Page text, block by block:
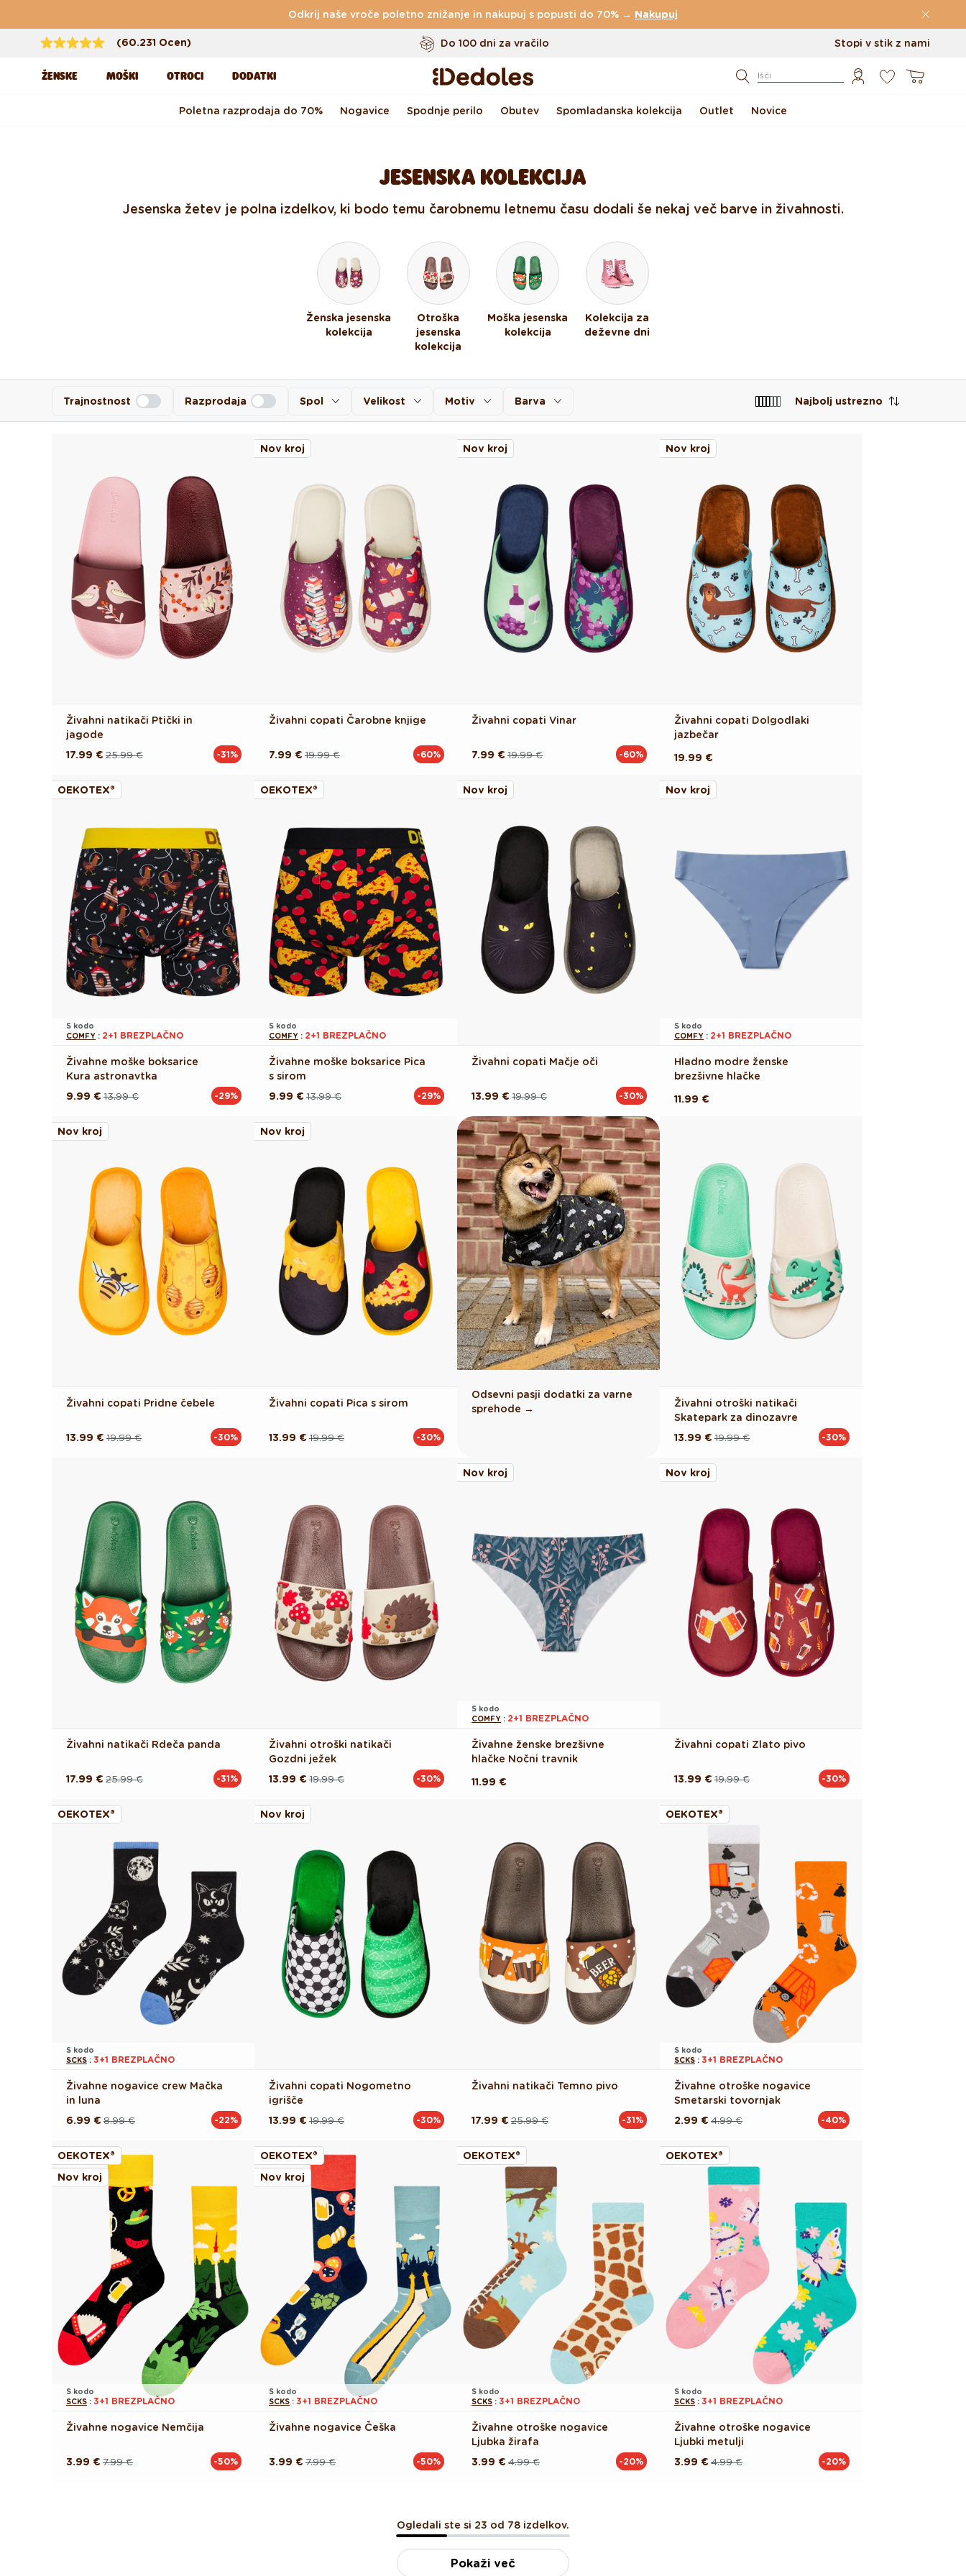
Odkrij naše vroče poletno znižanje in nakupuj s popusti do 70% → Nakupuj
(60.231 Ocen)
Do 100 dni za vračilo
Izvirni dizajn ustvarjen pri nas
Hitro odpošiljanje v <48 urah
Stopi v stik z nami
ŽENSKE MOŠKI OTROCI DODATKI Išči Košarica
Poletna razprodaja do 70% Nogavice Spodnje perilo Obutev Spomladanska kolekcija Outlet Novice
JESENSKA KOLEKCIJA
Jesenska žetev je polna izdelkov, ki bodo temu čarobnemu letnemu času dodali še nekaj več barve in živahnosti.
Ženska jesenska
kolekcija
Otroška
jesenska
kolekcija
Moška jesenska
kolekcija
Kolekcija za
deževne dni
Spol Velikost Motiv Barva
Trajnostnost Razprodaja Najbolj ustrezno
Živahni natikači Ptički in
jagode
Redna 25.99 €
Akcijska
17.99 € -31%
Nov kroj
Živahni copati Čarobne knjige
Redna 19.99 €
Akcijska
7.99 € -60%
Nov kroj
Živahni copati Vinar
Redna 19.99 €
Akcijska
7.99 € -60%
Nov kroj
Živahni copati Dolgodlaki
jazbečar
Redna
19.99 €
OEKOTEX®
S kodo
COMFY : 2+1 BREZPLAČNO
Živahne moške boksarice
Kura astronavtka
Redna 13.99 €
Akcijska
9.99 € -29%
OEKOTEX®
S kodo
COMFY : 2+1 BREZPLAČNO
Živahne moške boksarice Pica
s sirom
Redna 13.99 €
Akcijska
9.99 € -29%
Nov kroj
Živahni copati Mačje oči
Redna 19.99 €
Akcijska
13.99 € -30%
Nov kroj
S kodo
COMFY : 2+1 BREZPLAČNO
Hladno modre ženske
brezšivne hlačke
Redna
11.99 €
Nov kroj
Živahni copati Pridne čebele
Redna 19.99 €
Akcijska
13.99 € -30%
Nov kroj
Živahni copati Pica s sirom
Redna 19.99 €
Akcijska
13.99 € -30%
Odsevni pasji dodatki za varne
sprehode →
Živahni otroški natikači
Skatepark za dinozavre
Redna 19.99 €
Akcijska
13.99 € -30%
Živahni natikači Rdeča panda
Redna 25.99 €
Akcijska
17.99 € -31%
Živahni otroški natikači
Gozdni ježek
Redna 19.99 €
Akcijska
13.99 € -30%
Nov kroj
S kodo
COMFY : 2+1 BREZPLAČNO
Živahne ženske brezšivne
hlačke Nočni travnik
Redna
11.99 €
Nov kroj
Živahni copati Zlato pivo
Redna 19.99 €
Akcijska
13.99 € -30%
OEKOTEX®
S kodo
SCKS : 3+1 BREZPLAČNO
Živahne nogavice crew Mačka
in luna
Redna 8.99 €
Akcijska
6.99 € -22%
Nov kroj
Živahni copati Nogometno
igrišče
Redna 19.99 €
Akcijska
13.99 € -30%
Živahni natikači Temno pivo
Redna 25.99 €
Akcijska
17.99 € -31%
OEKOTEX®
S kodo
SCKS : 3+1 BREZPLAČNO
Živahne otroške nogavice
Smetarski tovornjak
Redna 4.99 €
Akcijska
2.99 € -40%
OEKOTEX®
Nov kroj
S kodo
SCKS : 3+1 BREZPLAČNO
Živahne nogavice Nemčija
Redna 7.99 €
Akcijska
3.99 € -50%
OEKOTEX®
Nov kroj
S kodo
SCKS : 3+1 BREZPLAČNO
Živahne nogavice Češka
Redna 7.99 €
Akcijska
3.99 € -50%
OEKOTEX®
S kodo
SCKS : 3+1 BREZPLAČNO
Živahne otroške nogavice
Ljubka žirafa
Redna 4.99 €
Akcijska
3.99 € -20%
OEKOTEX®
S kodo
SCKS : 3+1 BREZPLAČNO
Živahne otroške nogavice
Ljubki metulji
Redna 4.99 €
Akcijska
3.99 € -20%
Ogledali ste si 23 od 78 izdelkov.
Pokaži več